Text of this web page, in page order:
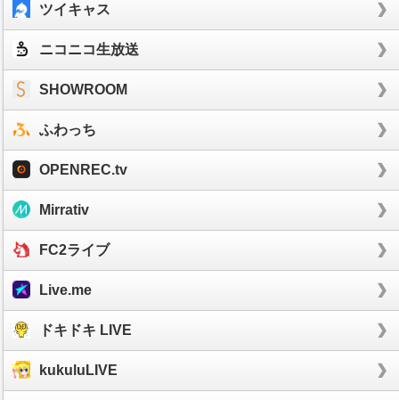
ツイキャス
ニコニコ生放送
SHOWROOM
ふわっち
OPENREC.tv
Mirrativ
FC2ライブ
Live.me
ドキドキ LIVE
kukuluLIVE